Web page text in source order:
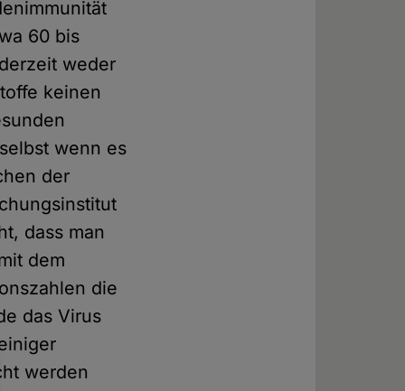
60 bis
weder
keinen
wenn es
der
dass man
dem
die
das Virus
werden